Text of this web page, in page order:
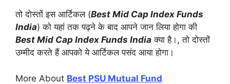
तो दोस्तों इस आर्टिकल (Best Mid Cap Index Funds
India) को यहां तक पढ़ने के बाद आपने जान लिया होगा की
Best Mid Cap Index Funds India क्या है।, तो दोस्तों
उम्मीद करते हैं आपको ये आर्टिकल पसंद आया होगा।
More About Best PSU Mutual Fund